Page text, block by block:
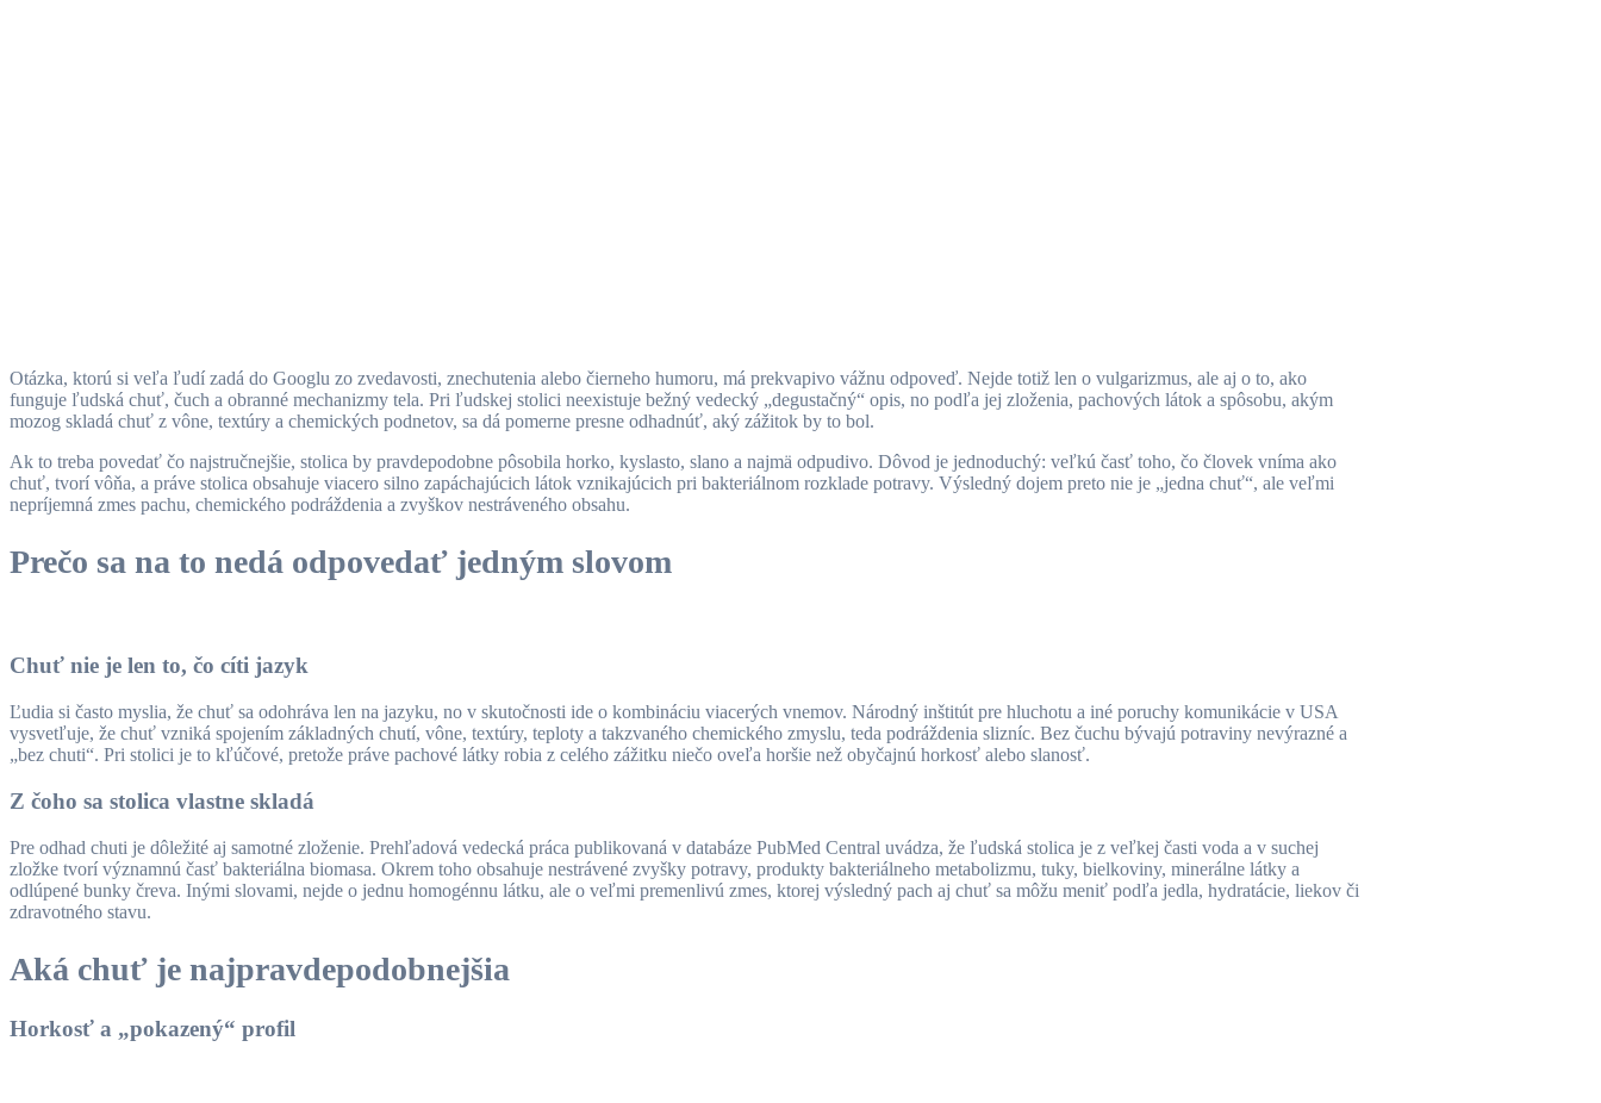
Otázka, ktorú si veľa ľudí zadá do Googlu zo zvedavosti, znechutenia alebo čierneho humoru, má prekvapivo vážnu odpoveď. Nejde totiž len o vulgarizmus, ale aj o to, ako
funguje ľudská chuť, čuch a obranné mechanizmy tela. Pri ľudskej stolici neexistuje bežný vedecký „degustačný“ opis, no podľa jej zloženia, pachových látok a spôsobu, akým
mozog skladá chuť z vône, textúry a chemických podnetov, sa dá pomerne presne odhadnúť, aký zážitok by to bol.
Ak to treba povedať čo najstručnejšie, stolica by pravdepodobne pôsobila horko, kyslasto, slano a najmä odpudivo. Dôvod je jednoduchý: veľkú časť toho, čo človek vníma ako
chuť, tvorí vôňa, a práve stolica obsahuje viacero silno zapáchajúcich látok vznikajúcich pri bakteriálnom rozklade potravy. Výsledný dojem preto nie je „jedna chuť“, ale veľmi
nepríjemná zmes pachu, chemického podráždenia a zvyškov nestráveného obsahu.
Prečo sa na to nedá odpovedať jedným slovom
Chuť nie je len to, čo cíti jazyk
Ľudia si často myslia, že chuť sa odohráva len na jazyku, no v skutočnosti ide o kombináciu viacerých vnemov. Národný inštitút pre hluchotu a iné poruchy komunikácie v USA
vysvetľuje, že chuť vzniká spojením základných chutí, vône, textúry, teploty a takzvaného chemického zmyslu, teda podráždenia slizníc. Bez čuchu bývajú potraviny nevýrazné a
„bez chuti“. Pri stolici je to kľúčové, pretože práve pachové látky robia z celého zážitku niečo oveľa horšie než obyčajnú horkosť alebo slanosť.
Z čoho sa stolica vlastne skladá
Pre odhad chuti je dôležité aj samotné zloženie. Prehľadová vedecká práca publikovaná v databáze PubMed Central uvádza, že ľudská stolica je z veľkej časti voda a v suchej
zložke tvorí významnú časť bakteriálna biomasa. Okrem toho obsahuje nestrávené zvyšky potravy, produkty bakteriálneho metabolizmu, tuky, bielkoviny, minerálne látky a
odlúpené bunky čreva. Inými slovami, nejde o jednu homogénnu látku, ale o veľmi premenlivú zmes, ktorej výsledný pach aj chuť sa môžu meniť podľa jedla, hydratácie, liekov či
zdravotného stavu.
Aká chuť je najpravdepodobnejšia
Horkosť a „pokazený“ profil